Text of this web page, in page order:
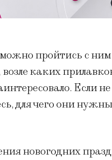
пройтись с
каких
Если
для чего они
новогодних